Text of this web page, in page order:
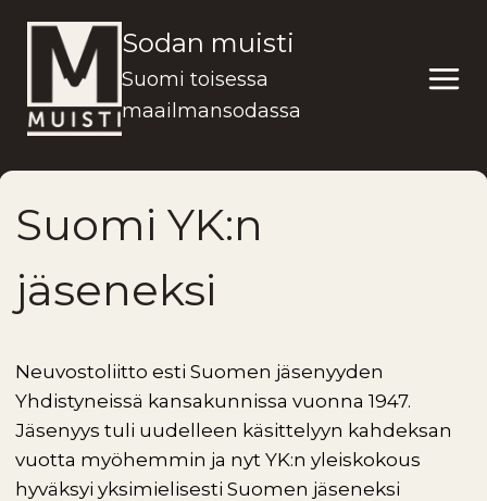
sisältöön
Sodan muisti
Suomi toisessa
maailmansodassa
Suomi YK:n
jäseneksi
Neuvostoliitto esti Suomen jäsenyyden
Yhdistyneissä kansakunnissa vuonna 1947.
Jäsenyys tuli uudelleen käsittelyyn kahdeksan
vuotta myöhemmin ja nyt YK:n yleiskokous
hyväksyi yksimielisesti Suomen jäseneksi